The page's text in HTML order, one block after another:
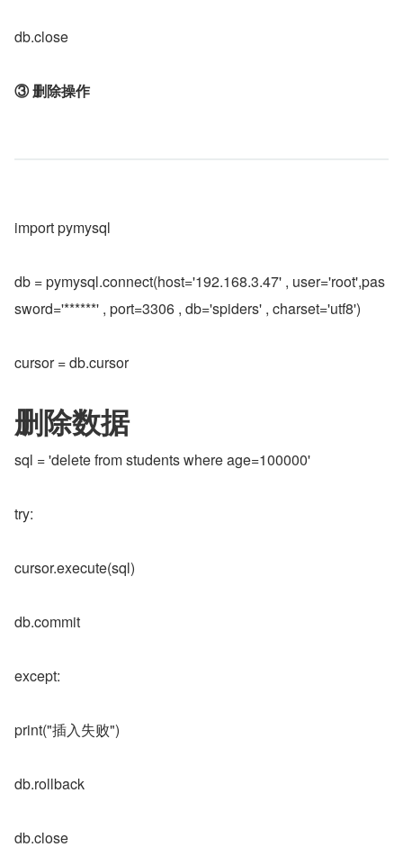
db.close
③ 删除操作
import pymysql
db = pymysql.connect(host='192.168.3.47' , user='root',pas
sword='******' , port=3306 , db='spiders' , charset='utf8')
cursor = db.cursor
删除数据
sql = 'delete from students where age=100000'
try:
cursor.execute(sql)
db.commit
except:
print("插入失败")
db.rollback
db.close